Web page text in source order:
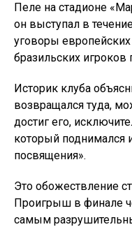
Пеле на стадионе
он выступал в
уговоры
бразильских
Историк клуба
возвращался туда,
достиг его,
который поднимался
посвящения».
Это обожествление
Проигрыш в финале
самым